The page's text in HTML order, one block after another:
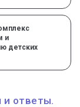
и
детских
и ответы.